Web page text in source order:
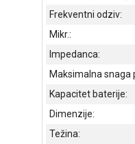
Frekventni odziv:
Mikr.:
Impedanca:
Maksimalna snaga
Kapacitet baterije:
Dimenzije:
Težina: